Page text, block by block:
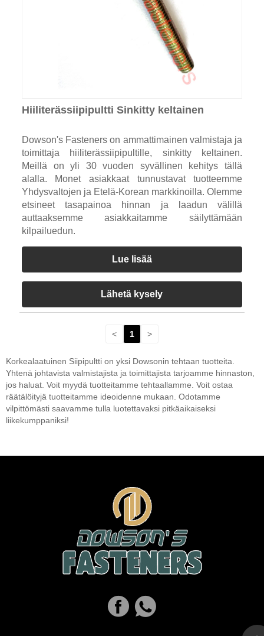
Hiiliterässiipipultti Sinkitty keltainen
Dowson's Fasteners on ammattimainen valmistaja ja
toimittaja hiiliterässiipipultille, sinkitty keltainen.
Meillä on yli 30 vuoden syvällinen kehitys tällä
alalla. Monet asiakkaat tunnustavat tuotteemme
Yhdysvaltojen ja Etelä-Korean markkinoilla. Olemme
etsineet tasapainoa hinnan ja laadun välillä
auttaaksemme asiakkaitamme säilyttämään
kilpailuedun.
Lue lisää
Lähetä kysely
< 1 >
Korkealaatuinen Siipipultti on yksi Dowsonin tehtaan tuotteita.
Yhtenä johtavista valmistajista ja toimittajista tarjoamme hinnaston,
jos haluat. Voit myydä tuotteitamme tehtaallamme. Voit ostaa
räätälöityjä tuotteitamme ideoidenne mukaan. Odotamme
vilpittömästi saavamme tulla luotettavaksi pitkäaikaiseksi
liikekumppaniksi!